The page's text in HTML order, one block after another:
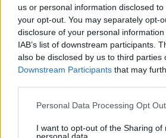
us or personal information disclosed
your opt-out. You may separately opt-
disclosure of your personal
IAB’s list of downstream participants.
also be disclosed by us to third parties
Downstream Participants that may
Please note that this website/app uses
not limited to your visit or usage
Personal Data Processing Opt
I want to opt-out of the Sharing of
personal data.